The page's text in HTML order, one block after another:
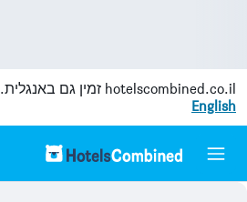
hotelscombined.co.il זמין גם באנגלית.
English